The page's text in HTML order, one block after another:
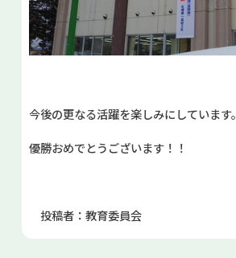
今後の更なる活躍を楽しみにしています。
優勝おめでとうございます！！
投稿者：教育委員会